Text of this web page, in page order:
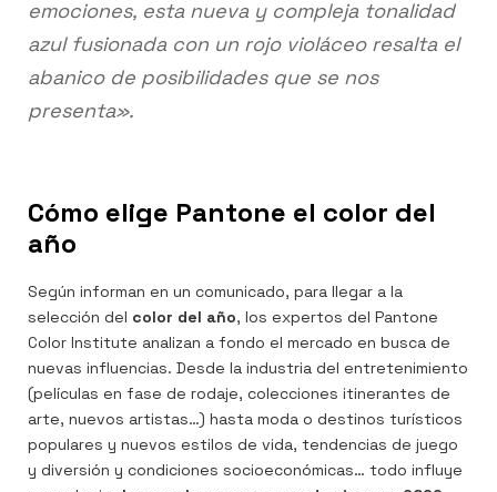
emociones, esta nueva y compleja tonalidad
azul fusionada con un rojo violáceo resalta el
abanico de posibilidades que se nos
presenta».
Cómo elige Pantone el color del
año
Según informan en un comunicado, para llegar a la
selección del color del año, los expertos del Pantone
Color Institute analizan a fondo el mercado en busca de
nuevas influencias. Desde la industria del entretenimiento
(películas en fase de rodaje, colecciones itinerantes de
arte, nuevos artistas…) hasta moda o destinos turísticos
populares y nuevos estilos de vida, tendencias de juego
y diversión y condiciones socioeconómicas… todo influye